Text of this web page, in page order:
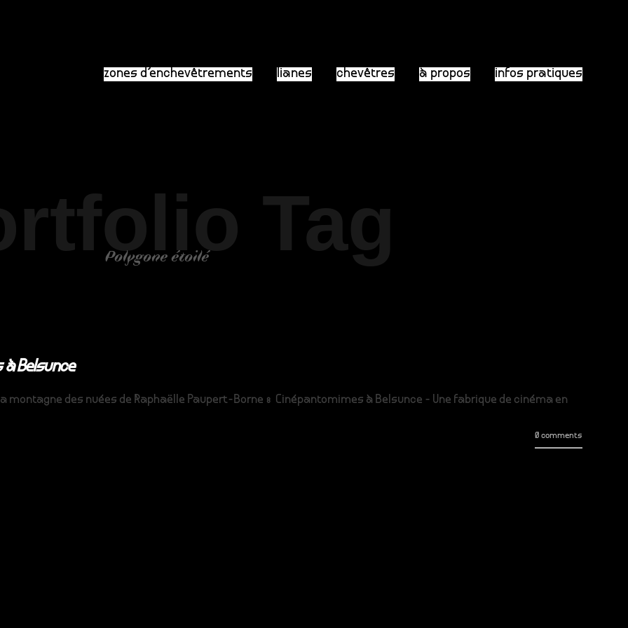
zones d’enchevêtrements lianes chevêtres à propos infos pratiques
Tag
Polygone étoilé
Belsunce
montagne des nuées de Raphaëlle Paupert-Borne : Cinépantomimes à Belsunce - Une fabrique de cinéma en
0 comments